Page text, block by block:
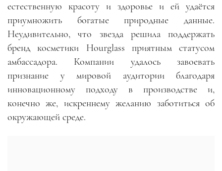
естественную красоту и здоровье и ей удаётся
приумножить богатые природные данные.
Неудивительно, что звезда решила поддержать
бренд косметики Hourglass приятным статусом
амбассадора. Компании удалось завоевать
признание у мировой аудитории благодаря
инновационному подходу в производстве и,
конечно же, искреннему желанию заботиться об
окружающей среде.